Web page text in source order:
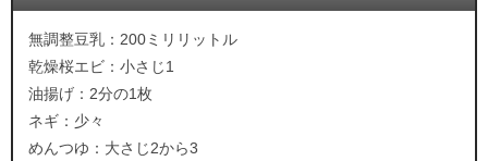
無調整豆乳：200ミリリットル
乾燥桜エビ：小さじ1
油揚げ：2分の1枚
ネギ：少々
めんつゆ：大さじ2から3